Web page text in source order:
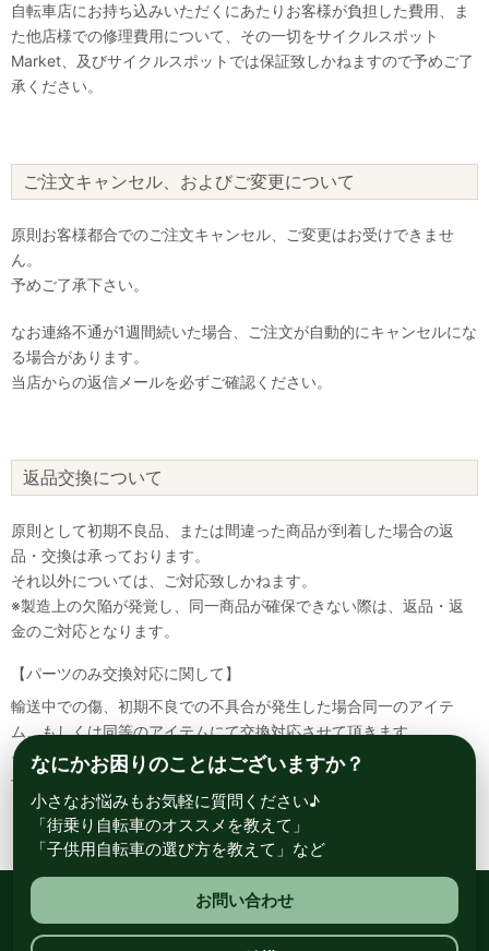
自転車店にお持ち込みいただくにあたりお客様が負担した費用、ま
た他店様での修理費用について、その一切をサイクルスポット
Market、及びサイクルスポットでは保証致しかねますので予めご了
承ください。
ご注文キャンセル、およびご変更について
原則お客様都合でのご注文キャンセル、ご変更はお受けできませ
ん。
予めご了承下さい。
なお連絡不通が1週間続いた場合、ご注文が自動的にキャンセルにな
る場合があります。
当店からの返信メールを必ずご確認ください。
返品交換について
原則として初期不良品、または間違った商品が到着した場合の返
品・交換は承っております。
それ以外については、ご対応致しかねます。
※製造上の欠陥が発覚し、同一商品が確保できない際は、返品・返
金のご対応となります。
【パーツのみ交換対応に関して】
輸送中での傷、初期不良での不具合が発生した場合同一のアイテ
ム、もしくは同等のアイテムにて交換対応させて頂きます。
その場合該当部品を着払いにて返送して頂く必要が御座いますので
予めご了承ください。
総合自転車専門店 サイクルスポット ル・サイク
なにかお困りのことはございますか？
小さなお悩みもお気軽に質問ください♪
「街乗り自転車のオススメを教えて」
「子供用自転車の選び方を教えて」など
お問い合わせ